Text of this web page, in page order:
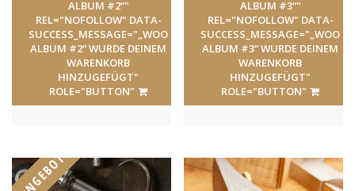
ALBUM #2“"
REL="NOFOLLOW" DATA-
SUCCESS_MESSAGE="„WOO
ALBUM #2“ WURDE DEINEM
WARENKORB
HINZUGEFÜGT"
ROLE="BUTTON"
ALBUM #3“"
REL="NOFOLLOW" DATA-
SUCCESS_MESSAGE="„WOO
ALBUM #3“ WURDE DEINEM
WARENKORB
HINZUGEFÜGT"
ROLE="BUTTON"
ANGEBOT!